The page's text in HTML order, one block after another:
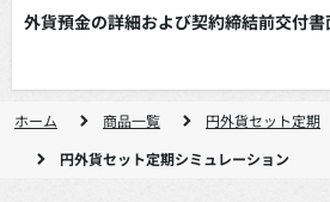
外貨預金の詳細および契約締結前交付書
ホーム 商品一覧
円外貨セット定期
円外貨セット定期シミュレーション